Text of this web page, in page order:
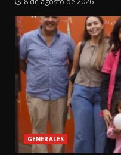
GENERALES